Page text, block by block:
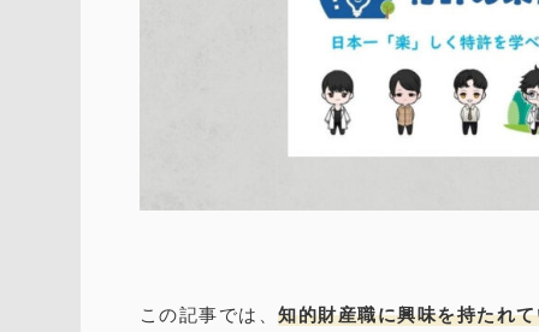
この記事では、知的財産職に興味を持たれ